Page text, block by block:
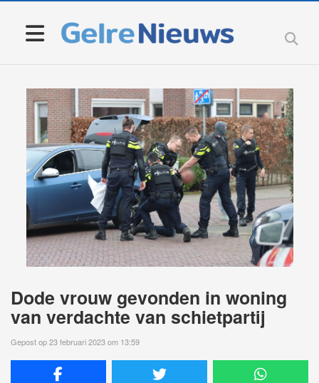
Dode vrouw gevonden in woning
van verdachte van schietpartij
Gepost op 23 februari 2023 om 13:59